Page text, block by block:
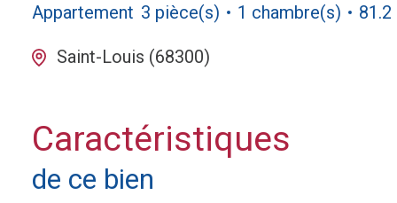
Appartement 3 pièce(s) 1 chambre(s) 81.2
Saint-Louis (68300)
Caractéristiques
de ce bien